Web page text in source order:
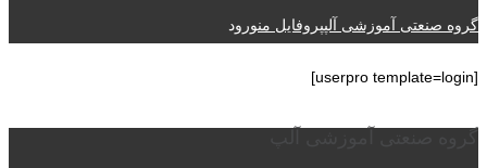
گروه صنعتی آموزشی آلپپروفایل منورود
[userpro template=login]